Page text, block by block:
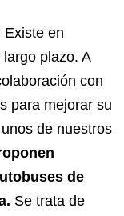
Existe en
plazo. A
con
para mejorar su
de nuestros
de
Se trata de